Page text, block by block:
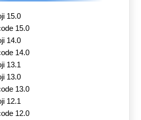
15.0
15.0
14.0
14.0
13.1
13.0
13.0
12.1
12.0